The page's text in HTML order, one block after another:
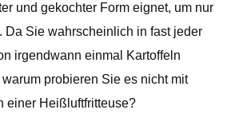
und gekochter Form eignet, um nur
Da Sie wahrscheinlich in fast jeder
irgendwann einmal Kartoffeln
probieren Sie es nicht mit
einer Heißluftfritteuse?